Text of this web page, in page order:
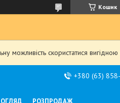
Кошик
можливість скористатися
+380 (63)
РОЗПРОДАЖ